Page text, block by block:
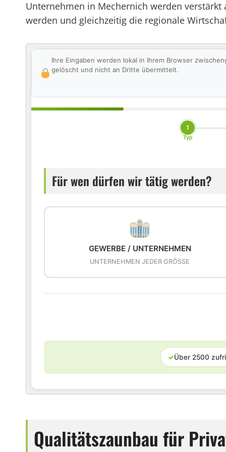
Unternehmen in Mechernich werden
werden und gleichzeitig die regionale
Ihre Eingaben werden lokal in Ihrem Browser
gelöscht und nicht an Dritte übermittelt.
1
Typ
Für wen dürfen wir tätig werden?
GEWERBE / UNTERNEHMEN
UNTERNEHMEN JEDER GRÖSSE
✓Über 2500
Qualitätszaunbau für